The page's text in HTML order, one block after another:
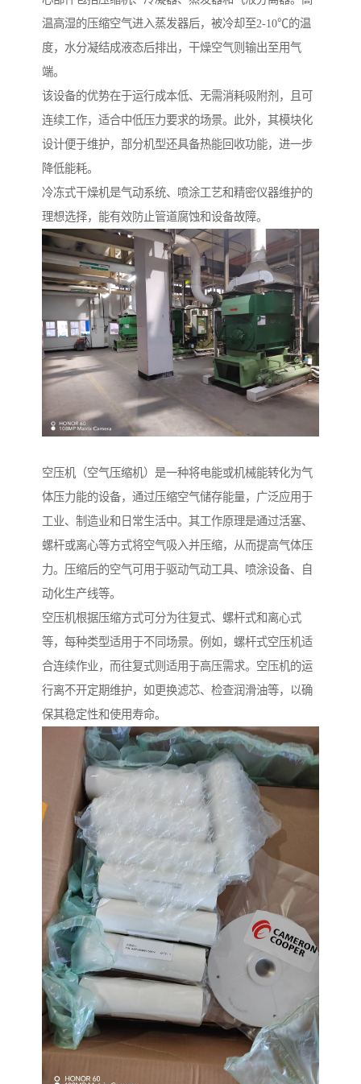
温高湿的压缩空气进入蒸发器后，被冷却至2-10℃的温
度，水分凝结成液态后排出，干燥空气则输出至用气
端。
该设备的优势在于运行成本低、无需消耗吸附剂，且可
连续工作，适合中低压力要求的场景。此外，其模块化
设计便于维护，部分机型还具备热能回收功能，进一步
降低能耗。
冷冻式干燥机是气动系统、喷涂工艺和精密仪器维护的
理想选择，能有效防止管道腐蚀和设备故障。
空压机（空气压缩机）是一种将电能或机械能转化为气
体压力能的设备，通过压缩空气储存能量，广泛应用于
工业、制造业和日常生活中。其工作原理是通过活塞、
螺杆或离心等方式将空气吸入并压缩，从而提高气体压
力。压缩后的空气可用于驱动气动工具、喷涂设备、自
动化生产线等。
空压机根据压缩方式可分为往复式、螺杆式和离心式
等，每种类型适用于不同场景。例如，螺杆式空压机适
合连续作业，而往复式则适用于高压需求。空压机的运
行离不开定期维护，如更换滤芯、检查润滑油等，以确
保其稳定性和使用寿命。